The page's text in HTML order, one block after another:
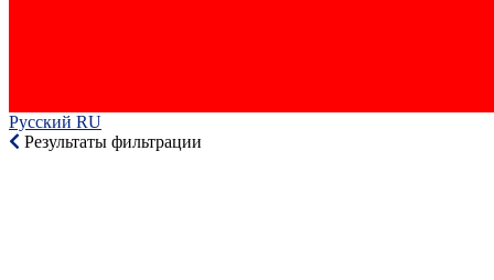
Русский RU‎
Результаты фильтрации